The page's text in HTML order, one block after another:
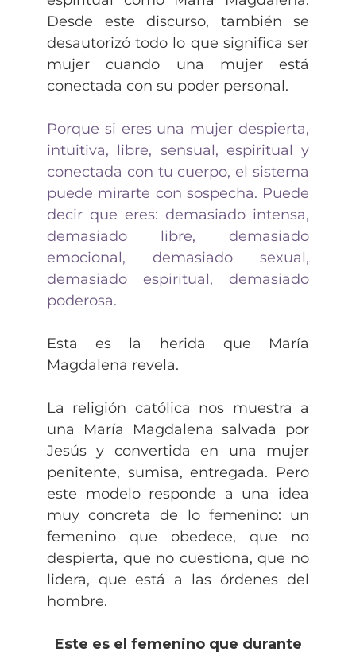
Desde este discurso, también se
desautorizó todo lo que significa ser
mujer cuando una mujer está
conectada con su poder personal.
Porque si eres una mujer despierta,
intuitiva, libre, sensual, espiritual y
conectada con tu cuerpo, el sistema
puede mirarte con sospecha. Puede
decir que eres: demasiado intensa,
demasiado libre, demasiado
emocional, demasiado sexual,
demasiado espiritual, demasiado
poderosa.
Esta es la herida que María
Magdalena revela.
La religión católica nos muestra a
una María Magdalena salvada por
Jesús y convertida en una mujer
penitente, sumisa, entregada. Pero
este modelo responde a una idea
muy concreta de lo femenino: un
femenino que obedece, que no
despierta, que no cuestiona, que no
lidera, que está a las órdenes del
hombre.
Este es el femenino que durante